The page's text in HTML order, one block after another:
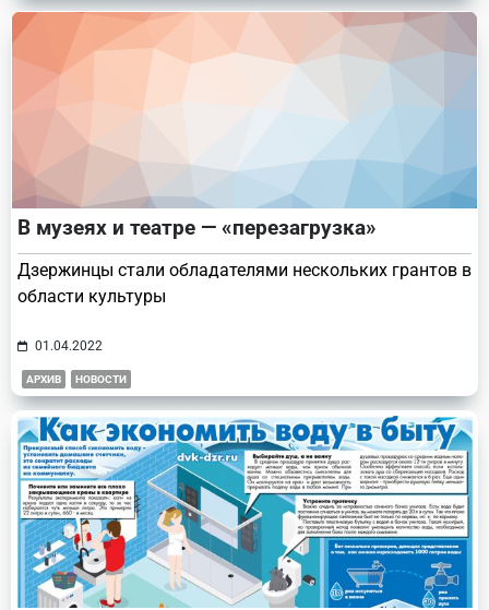
В музеях и театре — «перезагрузка»
Дзержинцы стали обладателями нескольких грантов в
области культуры
01.04.2022
АРХИВ НОВОСТИ